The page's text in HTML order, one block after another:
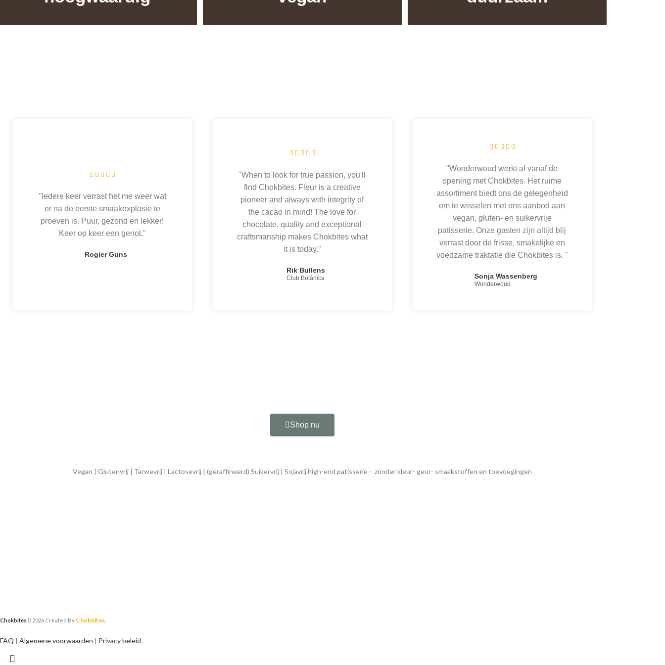
    
"Iedere keer verrast het me weer wat
er na de eerste smaakexplosie te
proeven is. Puur, gezond en lekker!
Keer op keer een genot."
Rogier Guns
    
"When to look for true passion, you'll
find Chokbites. Fleur is a creative
pioneer and always with integrity of
the cacao in mind! The love for
chocolate, quality and exceptional
craftsmanship makes Chokbites what
it is today."
Rik Bullens
Club Botánica
    
"Wonderwoud werkt al vanaf de
opening met Chokbites. Het ruime
assortiment biedt ons de gelegenheid
om te wisselen met ons aanbod aan
vegan, gluten- en suikervrije
patisserie. Onze gasten zijn altijd blij
verrast door de frisse, smakelijke en
voedzame traktatie die Chokbites is. "
Sonja Wassenberg
Wonderwoud
Shop nu
Vegan | Glutenvrij | Tarwevrij | Lactosevrij | (geraffineerd) Suikervrij | Sojavrij high-end patisserie - zonder kleur- geur- smaakstoffen en toevoegingen
Chokbites 2026 Created By Chokbites
FAQ | Algemene voorwaarden | Privacy beleid